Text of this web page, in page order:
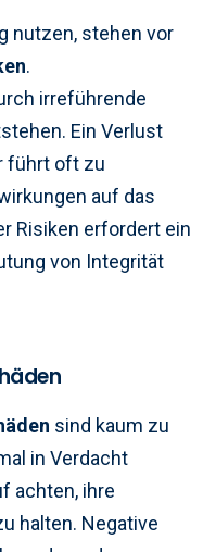
nutzen, stehen vor
.
irreführende
Ein Verlust
führt oft zu
auf das
Risiken erfordert ein
von Integrität
sind kaum zu
in Verdacht
achten, ihre
halten. Negative